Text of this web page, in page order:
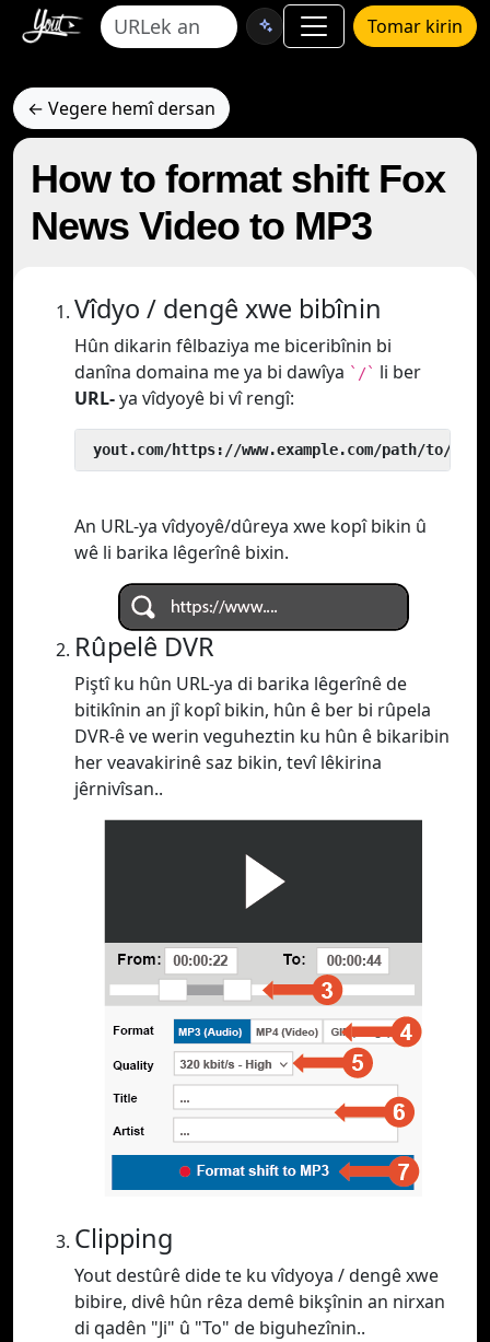
Tomar kirin
← Vegere hemî dersan
How to format shift Fox
News Video to MP3
Vîdyo / dengê xwe bibînin
Hûn dikarin fêlbaziya me biceribînin bi
danîna domaina me ya bi dawîya `/` li ber
URL-ya vîdyoyê bi vî rengî:
yout.com/https://www.example.com/path/to/
An URL-ya vîdyoyê/dûreya xwe kopî bikin û
wê li barika lêgerînê bixin.
Rûpelê DVR
Piştî ku hûn URL-ya di barika lêgerînê de
bitikînin an jî kopî bikin, hûn ê ber bi rûpela
DVR-ê ve werin veguheztin ku hûn ê bikaribin
her veavakirinê saz bikin, tevî lêkirina
jêrnivîsan..
Clipping
Yout destûrê dide te ku vîdyoya / dengê xwe
bibire, divê hûn rêza demê bikşînin an nirxan
di qadên "Ji" û "To" de biguhezînin..